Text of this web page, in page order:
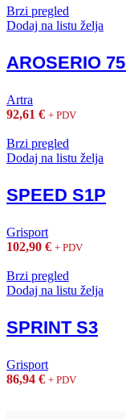
Brzi pregled
Dodaj na listu želja
AROSERIO
Artra
92,61 € + PDV
Brzi pregled
Dodaj na listu želja
SPEED S1P
Grisport
102,90 € + PDV
Brzi pregled
Dodaj na listu želja
SPRINT S3
Grisport
86,94 € + PDV